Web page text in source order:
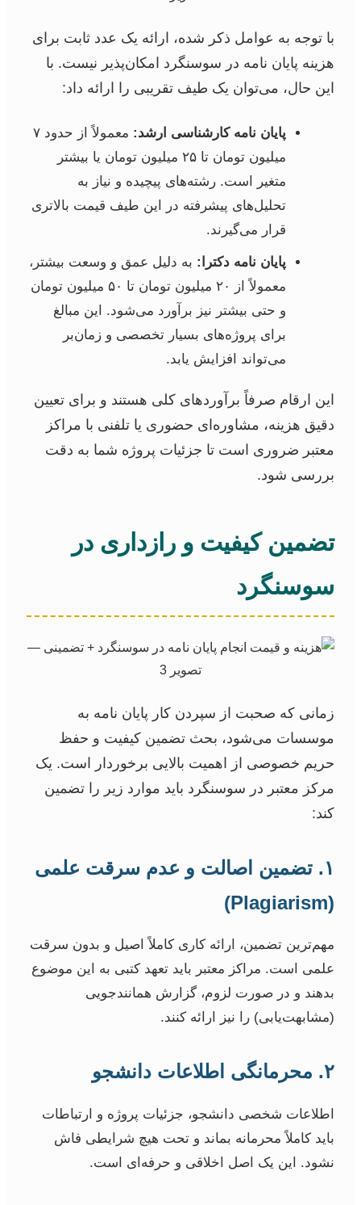
با توجه به عوامل ذکر شده، ارائه یک عدد ثابت برای
هزینه پایان نامه در سوسنگرد امکان‌پذیر نیست. با
این حال، می‌توان یک طیف تقریبی را ارائه داد:
پایان نامه کارشناسی ارشد:
معمولاً از حدود ۷
میلیون تومان تا ۲۵ میلیون تومان یا بیشتر
متغیر است. رشته‌های پیچیده و نیاز به
تحلیل‌های پیشرفته در این طیف قیمت بالاتری
قرار می‌گیرند.
پایان نامه دکترا: به دلیل عمق و وسعت بیشتر،
معمولاً از ۲۰ میلیون تومان تا ۵۰ میلیون تومان
و حتی بیشتر نیز برآورد می‌شود. این مبالغ
برای پروژه‌های بسیار تخصصی و زمان‌بر
می‌تواند افزایش یابد.
این ارقام صرفاً برآوردهای کلی هستند و برای تعیین
دقیق هزینه، مشاوره‌ای حضوری یا تلفنی با مراکز
معتبر ضروری است تا جزئیات پروژه شما به دقت
بررسی شود.
تضمین کیفیت و رازداری در
سوسنگرد
زمانی که صحبت از سپردن کار پایان نامه به
موسسات می‌شود، بحث تضمین کیفیت و حفظ
حریم خصوصی از اهمیت بالایی برخوردار است. یک
مرکز معتبر در سوسنگرد باید موارد زیر را تضمین
کند:
۱. تضمین اصالت و عدم سرقت علمی
(Plagiarism)
مهم‌ترین تضمین، ارائه کاری کاملاً اصیل و بدون سرقت
علمی است. مراکز معتبر باید تعهد کتبی به این موضوع
بدهند و در صورت لزوم، گزارش همانندجویی
(مشابهت‌یابی) را نیز ارائه کنند.
۲. محرمانگی اطلاعات دانشجو
اطلاعات شخصی دانشجو، جزئیات پروژه و ارتباطات
باید کاملاً محرمانه بماند و تحت هیچ شرایطی فاش
نشود. این یک اصل اخلاقی و حرفه‌ای است.